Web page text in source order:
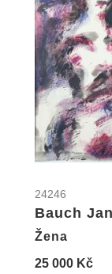
24246
Bauch Jan
Žena
25 000 Kč